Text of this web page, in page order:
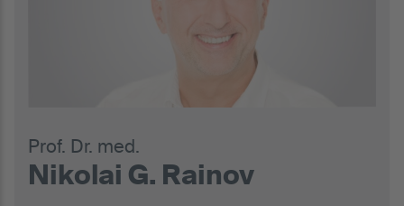
Prof. Dr. med.
Nikolai G. Rainov